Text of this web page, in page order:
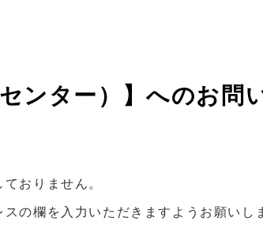
ンター）】へのお問
おりません。
の欄を入力いただきますようお願い